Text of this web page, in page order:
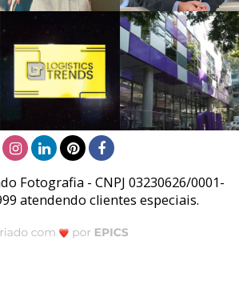
Fotografia - CNPJ 03230626/0001-
atendendo clientes especiais.